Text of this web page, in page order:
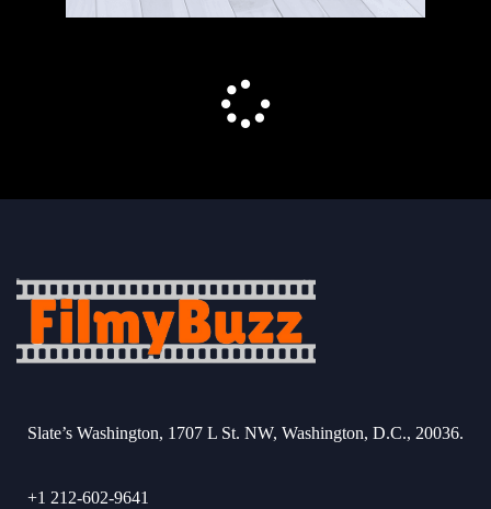
Slate’s Washington, 1707 L St. NW, Washington, D.C., 20036.
+1 212-602-9641